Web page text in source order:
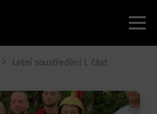
Letní soustředění I. část